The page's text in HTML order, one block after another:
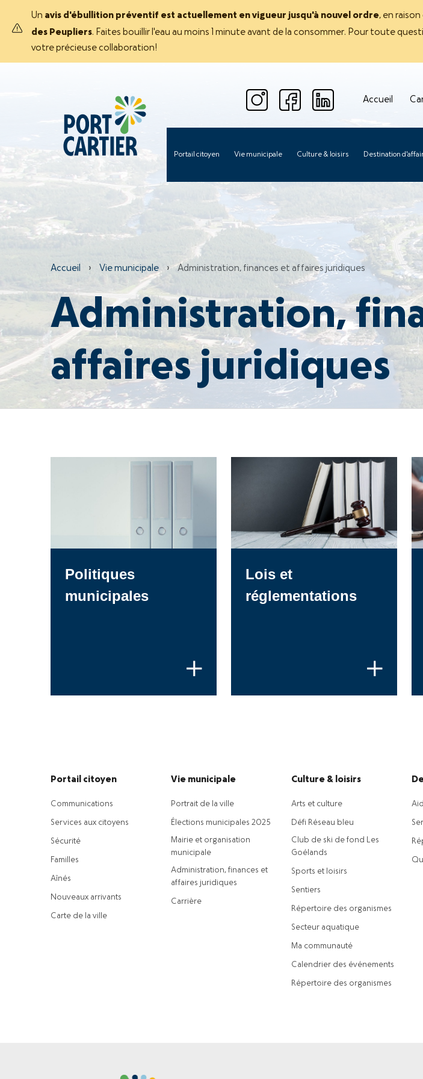
Un avis d'ébullition préventif est actuellement en vigueur jusqu'à nouvel ordre, en raison
des Peupliers. Faites bouillir l'eau au moins 1 minute avant de la consommer. Pour toute
votre précieuse collaboration!
Accueil
Portail citoyen Vie municipale Culture & loisirs Destination
Accueil › Vie municipale › Administration, finances et affaires juridiques
Administration,
affaires juridiques
Politiques
municipales
Lois et
réglementations
Portail citoyen
Communications
Services aux citoyens
Sécurité
Familles
Aînés
Nouveaux arrivants
Carte de la ville
Vie municipale
Portrait de la ville
Élections municipales 2025
Mairie et organisation
municipale
Administration, finances et
affaires juridiques
Carrière
Culture & loisirs
Arts et culture
Défi Réseau bleu
Club de ski de fond Les
Goélands
Sports et loisirs
Sentiers
Répertoire des organismes
Secteur aquatique
Ma communauté
Calendrier des événements
Répertoire des organismes